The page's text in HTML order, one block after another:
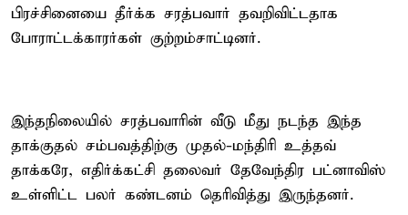
பிரச்சினையை தீர்க்க சரத்பவார் தவறிவிட்டதாக
போராட்டக்காரர்கள் குற்றம்சாட்டினர்.
இந்தநிலையில் சரத்பவாரின் வீடு மீது நடந்த இந்த
தாக்குதல் சம்பவத்திற்கு முதல்-மந்திரி உத்தவ்
தாக்கரே, எதிர்க்கட்சி தலைவர் தேவேந்திர பட்னாவிஸ்
உள்ளிட்ட பலர் கண்டனம் தெரிவித்து இருந்தனர்.